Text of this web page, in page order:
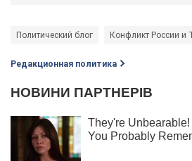
Политический блог Конфликт России и
Редакционная политика